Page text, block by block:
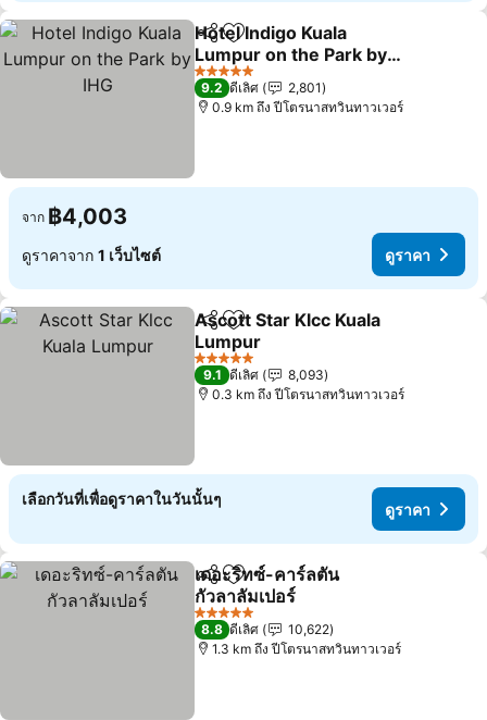
แชร์ เพิ่มในรายการโปรด
Hotel Indigo Kuala
Lumpur on the Park by
IHG
ดูราคา
5 ดาว
9.2 ดีเลิศ
2,801
0.9 km ถึง ปีโตรนาสทวินทาวเวอร์
จาก ฿4,003
ดูราคาจาก 1 เว็บไซต์ ดูราคา
แชร์ เพิ่มในรายการโปรด
Ascott Star Klcc Kuala
Lumpur
ดูราคา
5 ดาว
9.1 ดีเลิศ
8,093
0.3 km ถึง ปีโตรนาสทวินทาวเวอร์
เลือกวันที่เพื่อดูราคาในวันนั้นๆ
ดูราคา
แชร์ เพิ่มในรายการโปรด
เดอะริทซ์-คาร์ลตัน
กัวลาลัมเปอร์
ดูราคา
5 ดาว
8.8 ดีเลิศ
10,622
1.3 km ถึง ปีโตรนาสทวินทาวเวอร์